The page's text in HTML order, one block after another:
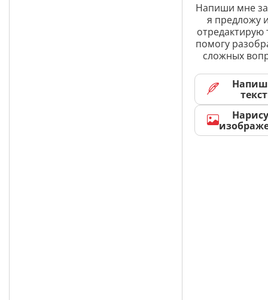
Напиши мне
я предложу
отредактирую
помогу
сложных
текст